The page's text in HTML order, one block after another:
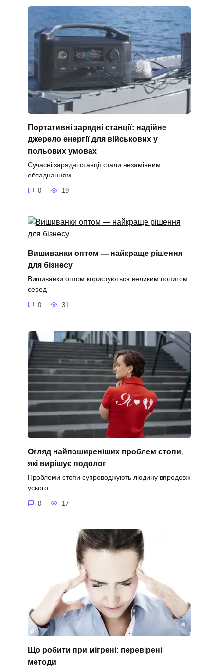
Портативні зарядні станції: надійне
джерело енергії для військових у
польових умовах
Сучасні зарядні станції стали незамінним
обладнанням
0 19
Вишиванки оптом — найкраще рішення
для бізнесу
Вишиванки оптом користуються великим попитом
серед
0 31
Огляд найпоширеніших проблем стопи,
які вирішує подолог
Проблеми стопи супроводжують людину впродовж
усього
0 17
Що робити при мігрені: перевірені
методи